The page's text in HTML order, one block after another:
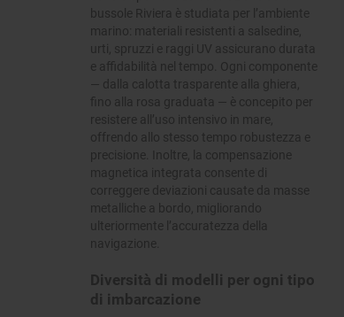
bussole Riviera è studiata per l’ambiente
marino: materiali resistenti a salsedine,
urti, spruzzi e raggi UV assicurano durata
e affidabilità nel tempo. Ogni componente
— dalla calotta trasparente alla ghiera,
fino alla rosa graduata — è concepito per
resistere all’uso intensivo in mare,
offrendo allo stesso tempo robustezza e
precisione. Inoltre, la compensazione
magnetica integrata consente di
correggere deviazioni causate da masse
metalliche a bordo, migliorando
ulteriormente l’accuratezza della
navigazione.
Diversità di modelli per ogni tipo
di imbarcazione